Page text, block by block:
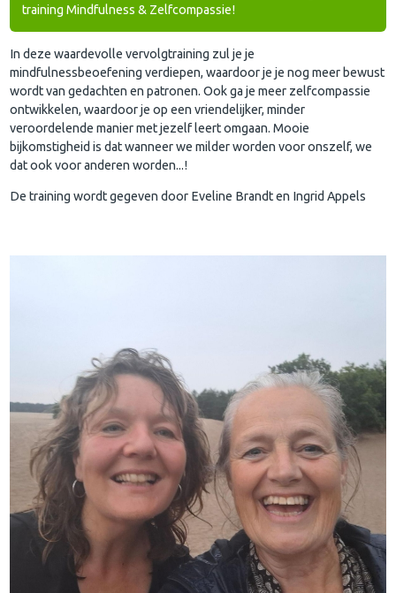
training Mindfulness & Zelfcompassie!
In deze waardevolle vervolgtraining zul je je
mindfulnessbeoefening verdiepen, waardoor je je nog meer bewust
wordt van gedachten en patronen. Ook ga je meer zelfcompassie
ontwikkelen, waardoor je op een vriendelijker, minder
veroordelende manier met jezelf leert omgaan. Mooie
bijkomstigheid is dat wanneer we milder worden voor onszelf, we
dat ook voor anderen worden...!
De training wordt gegeven door Eveline Brandt en Ingrid Appels